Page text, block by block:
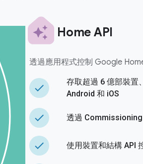
Home API
透過應用程式控制 Google
done
存取超過 6 億部裝置
Android 和 iOS
done 透過
done 使用裝置和結構 API